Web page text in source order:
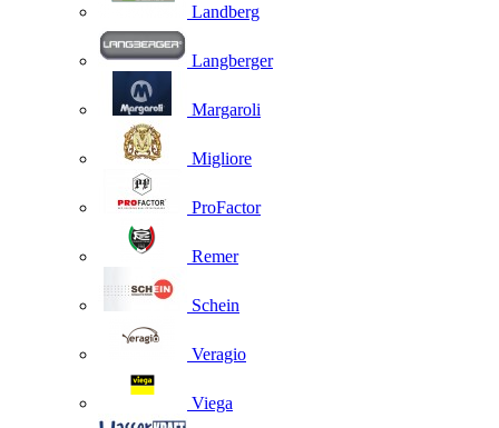
Landberg
Langberger
Margaroli
Migliore
ProFactor
Remer
Schein
Veragio
Viega